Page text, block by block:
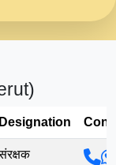
भर बहर ज म
जय शयम
Designation